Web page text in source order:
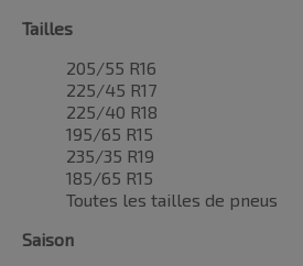
Tailles
205/55 R16
225/45 R17
225/40 R18
195/65 R15
235/35 R19
185/65 R15
Toutes les tailles de pneus
Saison